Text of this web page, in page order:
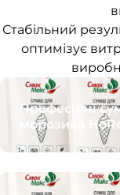
Стабільний
оптимізує
Професійні
морозива